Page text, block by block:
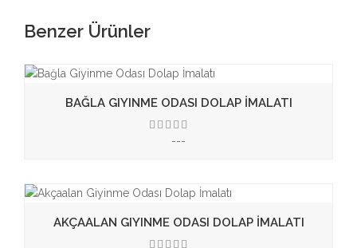
Benzer Ürünler
BAĞLA GIYINME ODASI DOLAP İMALATI
3.50
---
AKÇAALAN GIYINME ODASI DOLAP İMALATI